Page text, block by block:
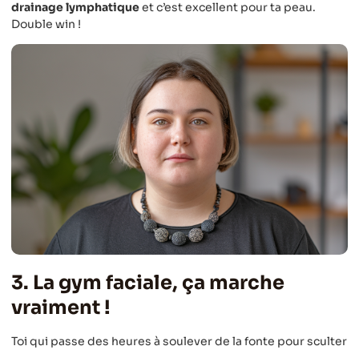
drainage lymphatiqueet c’est excellent pour ta peau.
Double win !
3. La gym faciale, ça marche
vraiment !
Toi qui passe des heures à soulever de la fonte pour sculter